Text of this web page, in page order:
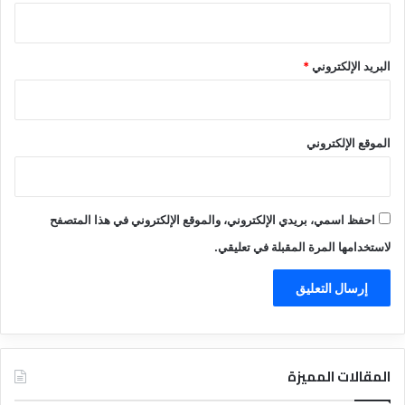
البريد الإلكتروني*
الموقع الإلكتروني
احفظ اسمي، بريدي الإلكتروني، والموقع الإلكتروني في هذا المتصفح
لاستخدامها المرة المقبلة في تعليقي.
المقالات المميزة